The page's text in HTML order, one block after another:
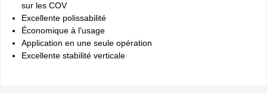
sur les COV
Excellente polissabilité
Économique à l'usage
Application en une seule opération
Excellente stabilité verticale